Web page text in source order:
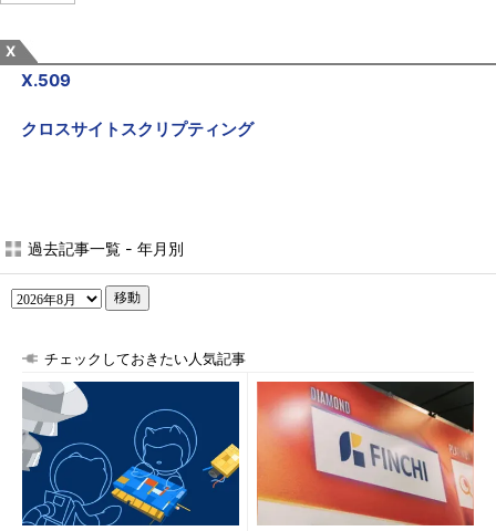
X
X.509
クロスサイトスクリプティング
過去記事一覧 - 年月別
移動
チェックしておきたい人気記事